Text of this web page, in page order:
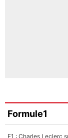
Formule1